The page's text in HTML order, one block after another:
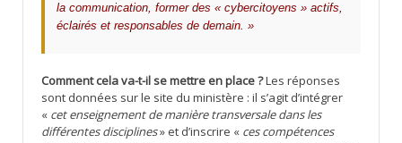
la communication, former des « cybercitoyens » actifs,
éclairés et responsables de demain. »
Comment cela va-t-il se mettre en place ?Les réponses
sont données sur le site du ministère : il s’agit d’intégrer
« cet enseignement de manière transversale dans les
différentes disciplines» et d’inscrire « ces compétences